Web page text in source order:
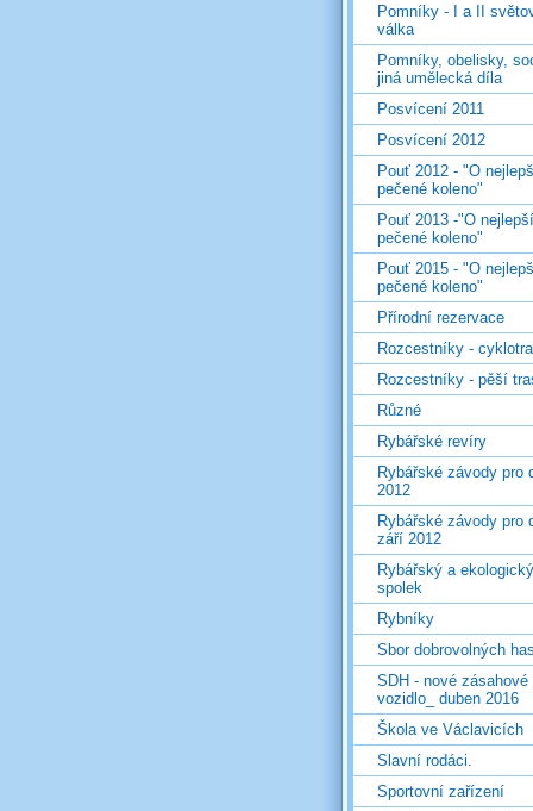
Pomníky - I a II
válka
Pomníky, obelisky,
jiná umělecká díla
Posvícení 2011
Posvícení 2012
Pouť 2012 - "O
pečené koleno"
Pouť 2013 -"O nejlepší
pečené koleno"
Pouť 2015 - "O
pečené koleno"
Přírodní rezervace
Rozcestníky -
Rozcestníky - pěší
Různé
Rybářské revíry
Rybářské závody pro
2012
Rybářské závody pro
září 2012
Rybářský a ekologický
spolek
Rybníky
Sbor dobrovolných
SDH - nové zásahové
vozidlo_ duben 2016
Škola ve Václavicích
Slavní rodáci.
Sportovní zařízení